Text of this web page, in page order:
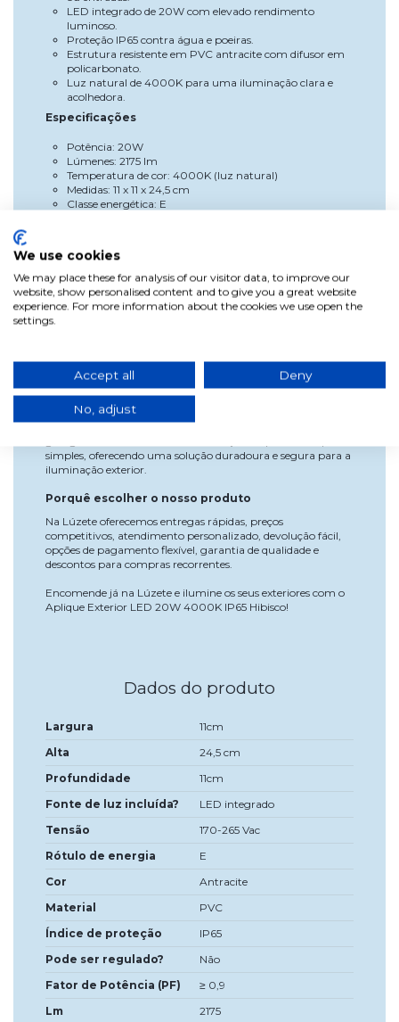
LED integrado de 20W com elevado rendimento
luminoso.
Proteção IP65 contra água e poeiras.
Estrutura resistente em PVC antracite com difusor em
policarbonato.
Luz natural de 4000K para uma iluminação clara e
acolhedora.
Especificações
Potência: 20W
Lúmenes: 2175 lm
Temperatura de cor: 4000K (luz natural)
Medidas: 11 x 11 x 24,5 cm
Classe energética: E
Vida útil: 30.000 horas
Acendimentos: 15.000
Materiais: PVC e policarbonato
Cor: Antracite
Vantagens
design compacto e elegante adapta-se facilmente a
qualquer espaço exterior, oferecendo segurança e estilo.
Uso e instalação
Ideal para jardins, terraços, varandas, entradas de casas,
simples, oferecendo uma solução duradoura e segura para a
iluminação exterior.
Porquê escolher o nosso produto
Na Lúzete oferecemos entregas rápidas, preços
competitivos, atendimento personalizado, devolução fácil,
opções de pagamento flexível, garantia de qualidade e
descontos para compras recorrentes.
Encomende já na Lúzete e ilumine os seus exteriores com o
Aplique Exterior LED 20W 4000K IP65 Hibisco!
Dados do produto
Largura
11cm
Alta
24,5 cm
Profundidade
11cm
Fonte de luz incluída?
LED integrado
Tensão
170-265 Vac
Rótulo de energia
E
Cor
Antracite
Material
PVC
Índice de proteção
IP65
Pode ser regulado?
Não
Fator de Potência (PF)
≥ 0,9
Lm
2175
We use cookies
We may place these for analysis of our visitor data, to improve our
website, show personalised content and to give you a great website
experience. For more information about the cookies we use open the
settings.
Accept all Deny
No, adjust